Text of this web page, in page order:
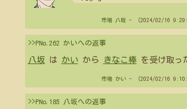
市場 八坂 - （2024/02/16
>>PNo.262 かいへの返事
八坂 は かいから きなこ棒を受け取っ
市場 かい- （2024/02/16
>>PNo.185 八坂への返事